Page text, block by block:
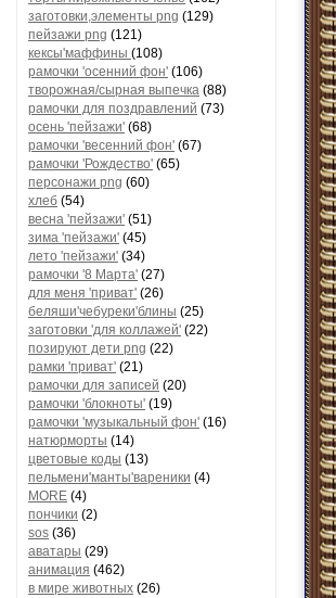
заготовки,элементы png (129)
пейзажи png (121)
кексы'маффины (108)
рамочки 'осенний фон' (106)
творожная/сырная выпечка (88)
рамочки для поздравлений (73)
осень 'пейзажи' (68)
рамочки 'весенний фон' (67)
рамочки 'Рождество' (65)
персонажи png (60)
хлеб (54)
весна 'пейзажи' (51)
зима 'пейзажи' (45)
лето 'пейзажи' (34)
рамочки '8 Марта' (27)
для меня 'приват' (26)
беляши'чебуреки'блины (25)
заготовки 'для коллажей' (22)
позируют дети png (22)
рамки 'приват' (21)
рамочки для записей (20)
рамочки 'блокноты' (19)
рамочки 'музыкальный фон' (16)
натюрморты (14)
цветовые коды (13)
пельмени'манты'вареники (4)
MORE (4)
пончики (2)
sos (36)
аватары (29)
анимация (462)
в мире животных (26)